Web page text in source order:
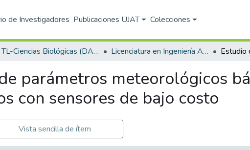
de Investigadores Publicaciones UJAT Colecciones
TL-Ciencias Biológicas (DACBIOL) Licenciatura en Ingeniería Ambiental
parámetros meteorológicos
con sensores de bajo costo
Vista sencilla de ítem